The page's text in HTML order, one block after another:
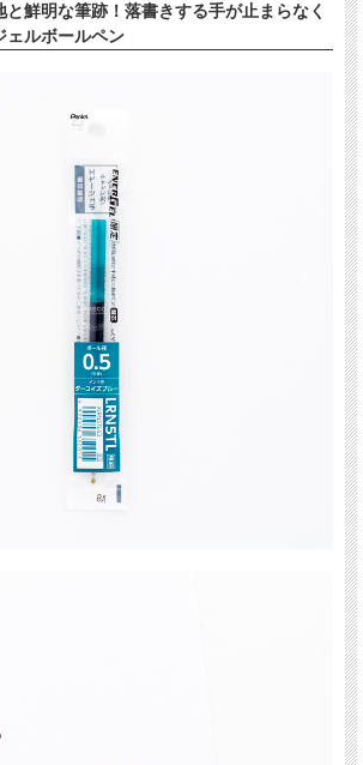
鮮明な筆跡！落書きする手が止まらなく
ェルボールペン